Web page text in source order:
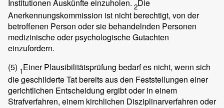
Institutionen Auskünfte einzuholen. 2Die
Anerkennungskommission ist nicht berechtigt, von der
betroffenen Person oder sie behandelnden Personen
medizinische oder psychologische Gutachten
einzufordern.
(5) 1Einer Plausibilitätsprüfung bedarf es nicht, wenn sich
die geschilderte Tat bereits aus den Feststellungen einer
gerichtlichen Entscheidung ergibt oder in einem
Strafverfahren, einem kirchlichen Disziplinarverfahren oder